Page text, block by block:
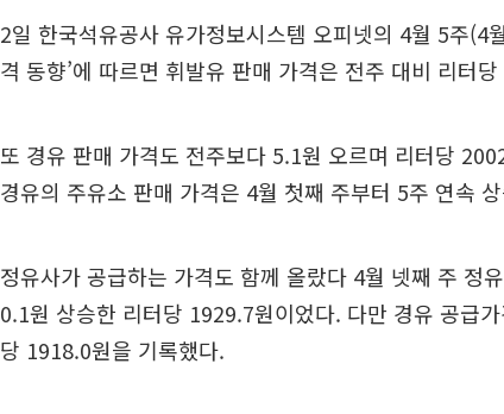
2일 한국석유공사 유가정보시스템 오피넷의 4월 5주(4
격 동향’에 따르면 휘발유 판매 가격은 전주 대비 리터
또 경유 판매 가격도 전주보다 5.1원 오르며 리터당
경유의 주유소 판매 가격은 4월 첫째 주부터 5주 연속
정유사가 공급하는 가격도 함께 올랐다 4월 넷째 주 정
0.1원 상승한 리터당 1929.7원이었다. 다만 경유 공급
당 1918.0원을 기록했다.